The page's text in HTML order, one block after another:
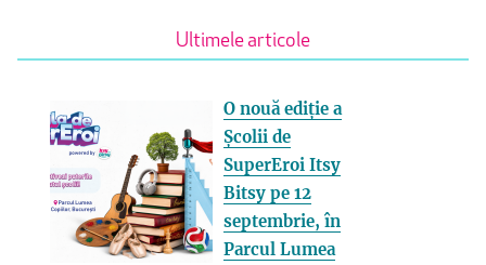
Ultimele articole
O nouă ediție a
Școlii de
SuperEroi Itsy
Bitsy pe 12
septembrie, în
Parcul Lumea